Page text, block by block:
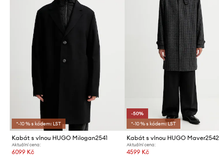
*-10 % s kódem: LST
Kabát s vlnou HUGO Milogan2541
Aktuální cena:
6099 Kč
-50%
*-10 % s kódem: LST
Kabát s vlnou HUGO Maver2542
Aktuální cena:
4599 Kč